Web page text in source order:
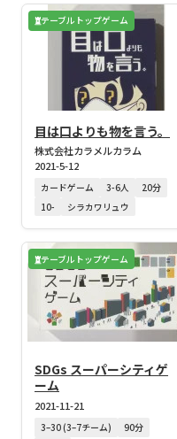
テーブルトップゲーム
目は口よりも物を言う。
株式会社カラメルカラム
2021-5-12
カードゲーム 3-6人
20分
10-
シラカワリュウ
テーブルトップゲーム
SDGs スーパーシティゲ
ーム
2021-11-21
3–30 (3–7チーム)
90分